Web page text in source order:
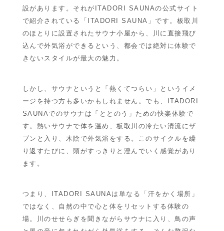
設があります。それが ITADORI SAUNAの公式サイト
で紹介されている「ITADORI SAUNA」です。板取川
のほとりに設置されたサウナ小屋から、川に直接飛び
込んで外気浴ができるという、都会では絶対に体験で
きないスタイルが最大の魅力。
しかし、サウナというと「熱くてつらい」というイメ
ージを持つ方も多いかもしれません。でも、ITADORI
SAUNAでのサウナは「ととのう」ための快楽体験で
す。熱いサウナで体を温め、板取川の冷たい清流にザ
ブンと入り、木陰で外気浴をする。このサイクルを繰
り返すたびに、頭がすっきりと澄んでいく感覚があり
ます。
つまり、ITADORI SAUNAは単なる「汗をかく場所」
ではなく、自然の中で心と体をリセットする体験の
場。川のせせらぎを聞きながらサウナに入り、鳥の声